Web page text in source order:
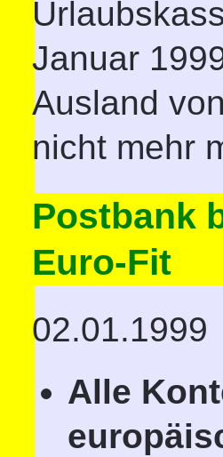
Januar
Ausland
nicht mehr
Postbank
Euro-Fit
02.01.1999
Alle